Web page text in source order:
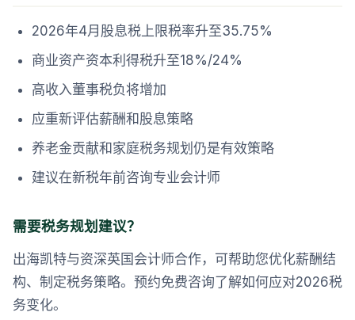
2026年4月股息税上限税率升至35.75%
商业资产资本利得税升至18%/24%
高收入董事税负将增加
应重新评估薪酬和股息策略
养老金贡献和家庭税务规划仍是有效策略
建议在新税年前咨询专业会计师
需要税务规划建议？
出海凯特与资深英国会计师合作，可帮助您优化薪酬结
构、制定税务策略。预约免费咨询了解如何应对2026税
务变化。